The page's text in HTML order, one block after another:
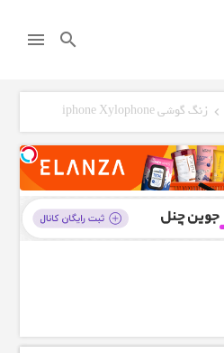
search
menu
زنگ گوشی iphone Xylophone